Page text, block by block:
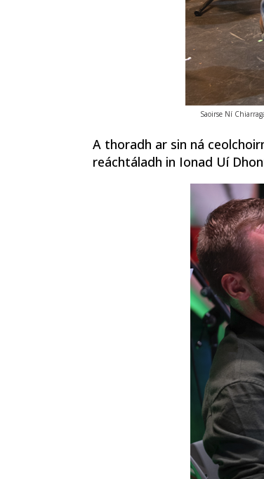
Saoirse Ní
A thoradh ar sin ná
reáchtáladh in Ionad Uí